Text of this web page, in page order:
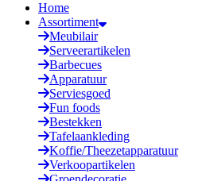
Home
Assortiment
Meubilair
Serveerartikelen
Barbecues
Apparatuur
Serviesgoed
Fun foods
Bestekken
Tafelaankleding
Koffie/Theezetapparatuur
Verkoopartikelen